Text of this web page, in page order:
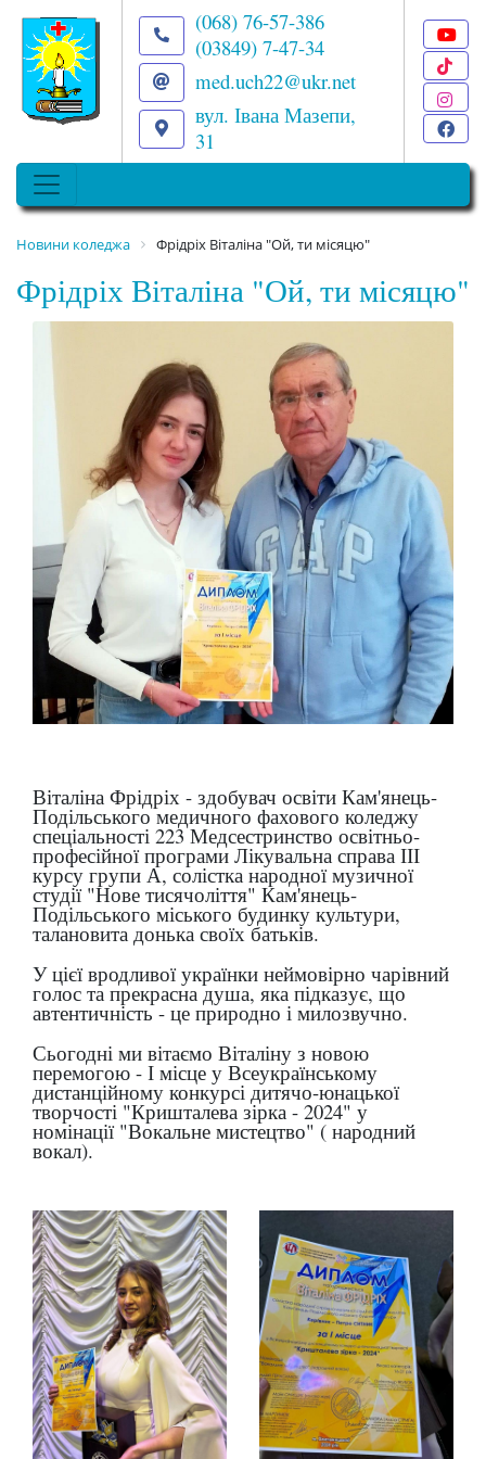
(068) 76-57-386
(03849) 7-47-34
med.uch22@ukr.net
вул. Івана Мазепи,
31
Новини коледжа Фрідріх Віталіна "Ой, ти місяцю"
Фрідріх Віталіна "Ой, ти місяцю"
Віталіна Фрідріх - здобувач освіти Кам'янець-
Подільського медичного фахового коледжу
спеціальності 223 Медсестринство освітньо-
професійної програми Лікувальна справа ІІІ
курсу групи А, солістка народної музичної
студії "Нове тисячоліття" Кам'янець-
Подільського міського будинку культури,
талановита донька своїх батьків.
У цієї вродливої українки неймовірно чарівний
голос та прекрасна душа, яка підказує, що
автентичність - це природно і милозвучно.
Сьогодні ми вітаємо Віталіну з новою
перемогою - І місце у Всеукраїнському
дистанційному конкурсі дитячо-юнацької
творчості "Кришталева зірка - 2024" у
номінації "Вокальне мистецтво" ( народний
вокал).